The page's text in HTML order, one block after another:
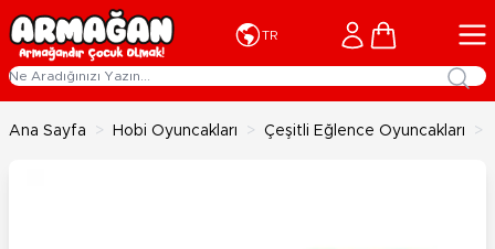
İçeriğe geç
TR Cart
Ana Sayfa > Hobi Oyuncakları > Çeşitli Eğlence Oyuncakları >